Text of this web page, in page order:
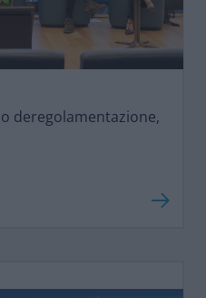
deregolamentazione,